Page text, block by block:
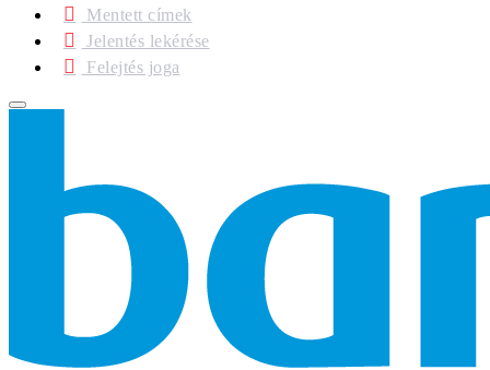
Mentett címek
Jelentés lekérése
Felejtés joga